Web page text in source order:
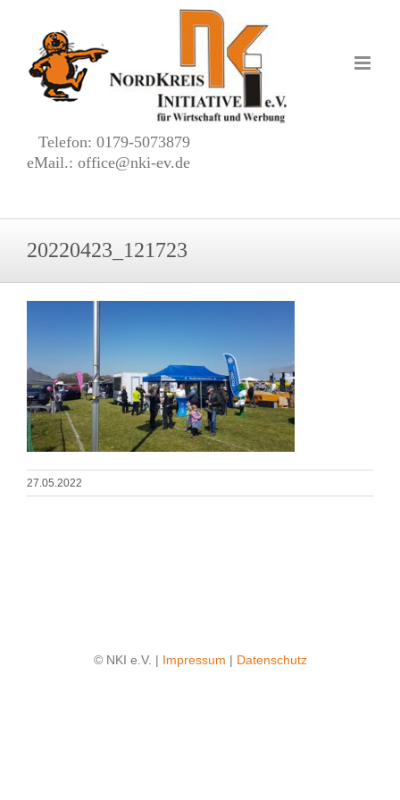
springen
Telefon: 0179-5073879
eMail.: office@nki-ev.de
20220423_121723
27.05.2022
© NKI e.V. | Impressum | Datenschutz